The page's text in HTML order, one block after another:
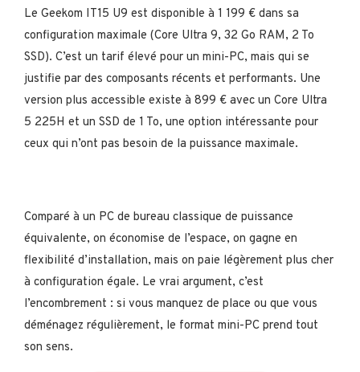
Le Geekom IT15 U9 est disponible à 1 199 € dans sa
configuration maximale (Core Ultra 9, 32 Go RAM, 2 To
SSD). C’est un tarif élevé pour un mini-PC, mais qui se
justifie par des composants récents et performants. Une
version plus accessible existe à 899 € avec un Core Ultra
5 225H et un SSD de 1 To, une option intéressante pour
ceux qui n’ont pas besoin de la puissance maximale.
Comparé à un PC de bureau classique de puissance
équivalente, on économise de l’espace, on gagne en
flexibilité d’installation, mais on paie légèrement plus cher
à configuration égale. Le vrai argument, c’est
l’encombrement : si vous manquez de place ou que vous
déménagez régulièrement, le format mini-PC prend tout
son sens.